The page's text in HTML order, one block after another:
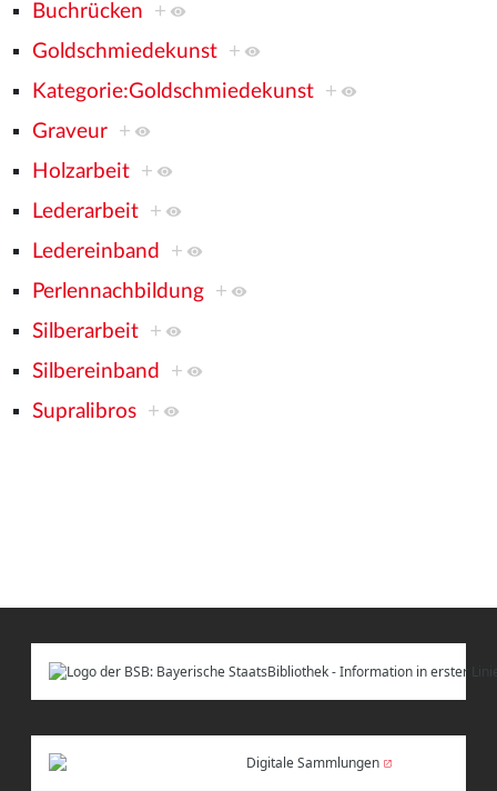
Buchrücken
+
Goldschmiedekunst +
Kategorie:Goldschmiedekunst +
Graveur +
Holzarbeit +
Lederarbeit +
Ledereinband
+
Perlennachbildung +
Silberarbeit +
Silbereinband
+
Supralibros +
Digitale Sammlungen